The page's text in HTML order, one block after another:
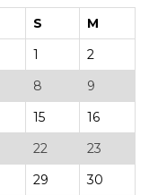
S
M
1
2
8
9
15
16
22
23
29
30